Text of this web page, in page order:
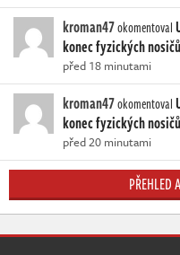
kroman47okomentoval
konec fyzických
před 18 minutami
kroman47okomentoval
konec fyzických
před 20 minutami
PŘEHLED